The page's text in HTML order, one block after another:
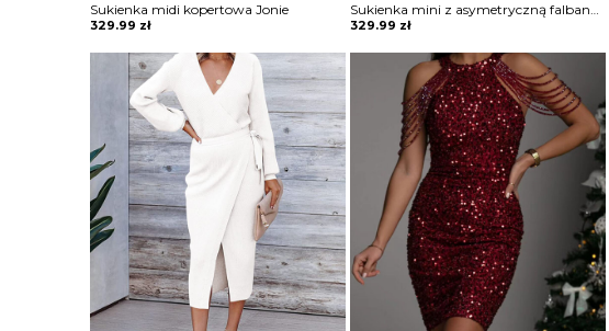
Sukienka midi kopertowa Jonie
329.99 zł
Sukienka mini z asymetryczną falbaną Maguelonne
329.99 zł